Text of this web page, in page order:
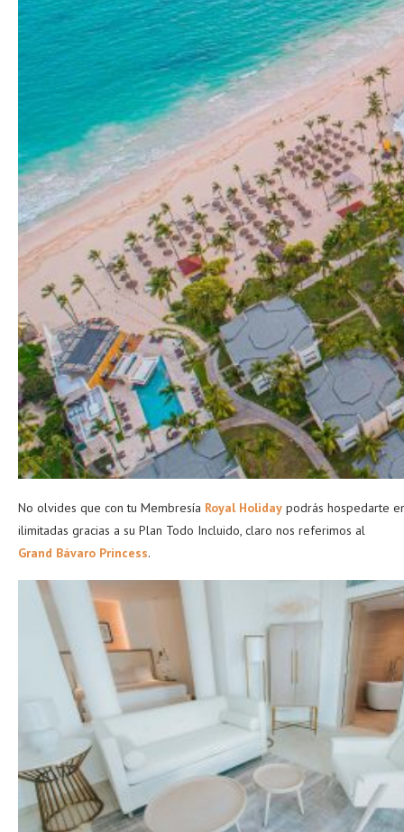
No olvides que con tu Membresía Royal Holiday podrás hospedarte
ilimitadas gracias a su Plan Todo Incluido, claro nos referimos al
Grand Bávaro Princess.